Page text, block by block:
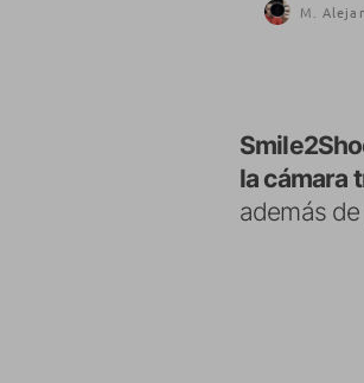
M.
la cámara
además